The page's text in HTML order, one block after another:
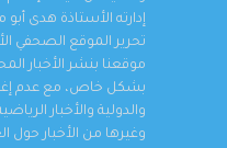
إدارته الأستاذة هدى
تحرير الموقع الصحفي
موقعنا بنشر الأخبار
بشكل خاص، مع عدم
والدولية والأخبار
وغيرها من الأخبار حول